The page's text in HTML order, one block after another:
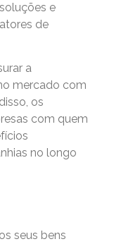
e
de
a
mercado com
os
com quem
no longo
seus bens